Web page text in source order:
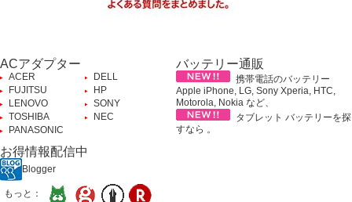
ACアダプター
ACER
DELL
FUJITSU
HP
LENOVO
SONY
TOSHIBA
NEC
PANASONIC
バッテリー通販
携帯電話のバッテリー
Apple iPhone, LG, Sony Xperia, HTC,
Motorola, Nokia など、
タブレット バッテリーを探
すなら 。
お得情報配信中
Blogger
もっと：